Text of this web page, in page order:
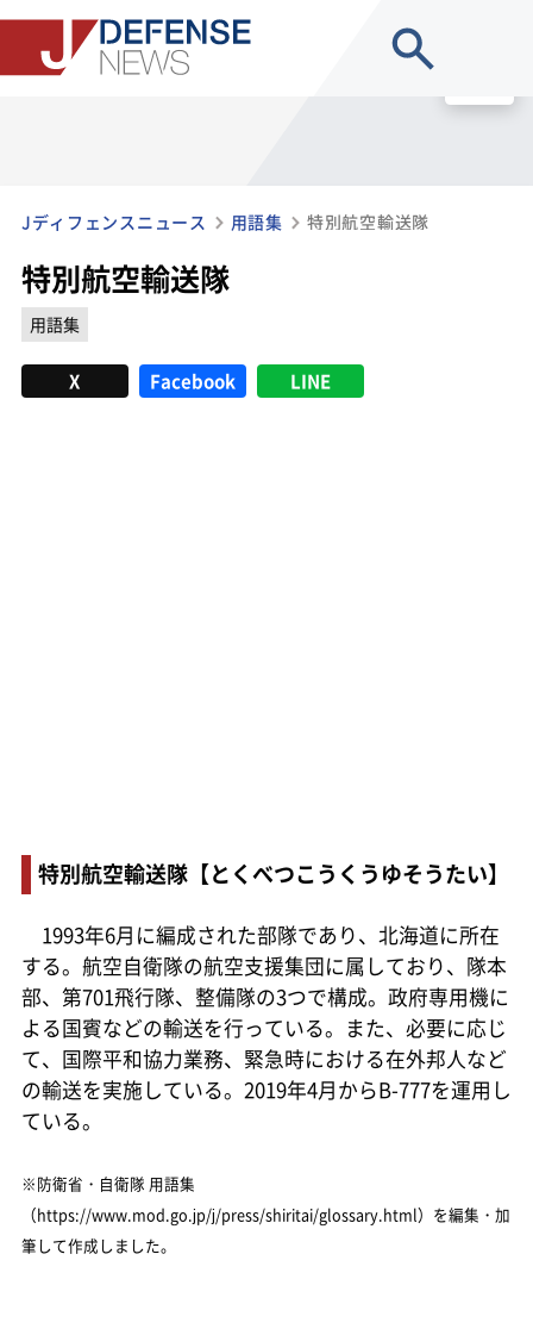
Jディフェンスニュース 用語集 特別航空輸送隊
特別航空輸送隊
用語集
X Facebook LINE
特別航空輸送隊【とくべつこうくうゆそうたい】
1993年6月に編成された部隊であり、北海道に所在
する。航空自衛隊の航空支援集団に属しており、隊本
部、第701飛行隊、整備隊の3つで構成。政府専用機に
よる国賓などの輸送を行っている。また、必要に応じ
て、国際平和協力業務、緊急時における在外邦人など
の輸送を実施している。2019年4月からB-777を運用し
ている。
※防衛省・自衛隊 用語集
（https://www.mod.go.jp/j/press/shiritai/glossary.html）を編集・加
筆して作成しました。